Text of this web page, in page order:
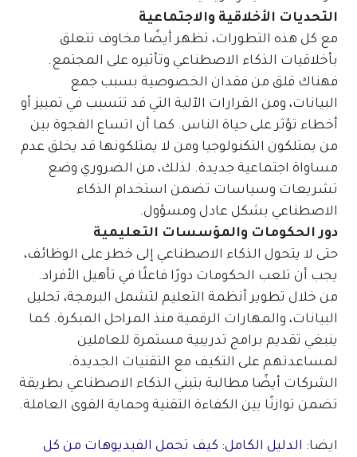
التحديات الأخلاقية والاجتماعية
مع كل هذه التطورات، تظهر أيضًا مخاوف تتعلق
بأخلاقيات الذكاء الاصطناعي وتأثيره على المجتمع.
فهناك قلق من فقدان الخصوصية بسبب جمع
البيانات، ومن القرارات الآلية التي قد تتسبب في تمييز أو
أخطاء تؤثر على حياة الناس. كما أن اتساع الفجوة بين
من يمتلكون التكنولوجيا ومن لا يمتلكونها قد يخلق عدم
مساواة اجتماعية جديدة. لذلك، من الضروري وضع
تشريعات وسياسات تضمن استخدام الذكاء
الاصطناعي بشكل عادل ومسؤول.
دور الحكومات والمؤسسات التعليمية
حتى لا يتحول الذكاء الاصطناعي إلى خطر على الوظائف،
يجب أن تلعب الحكومات دورًا فاعلًا في تأهيل الأفراد.
من خلال تطوير أنظمة التعليم لتشمل البرمجة، تحليل
البيانات، والمهارات الرقمية منذ المراحل المبكرة. كما
ينبغي تقديم برامج تدريبية مستمرة للعاملين
لمساعدتهم على التكيف مع التقنيات الجديدة.
الشركات أيضًا مطالبة بتبني الذكاء الاصطناعي بطريقة
تضمن توازنًا بين الكفاءة التقنية وحماية القوى العاملة.
ايضا: الدليل الكامل: كيف تحمل الفيديوهات من كل